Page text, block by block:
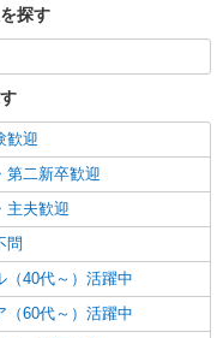
探す
歓迎
第二新卒歓迎
主夫歓迎
問
（40代～）活躍中
（60代～）活躍中